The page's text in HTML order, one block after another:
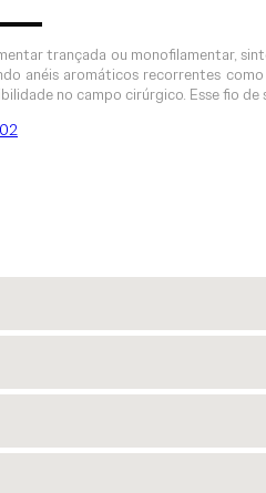
trançada ou monofilamentar,
anéis aromáticos recorrentes
no campo cirúrgico. Esse fio